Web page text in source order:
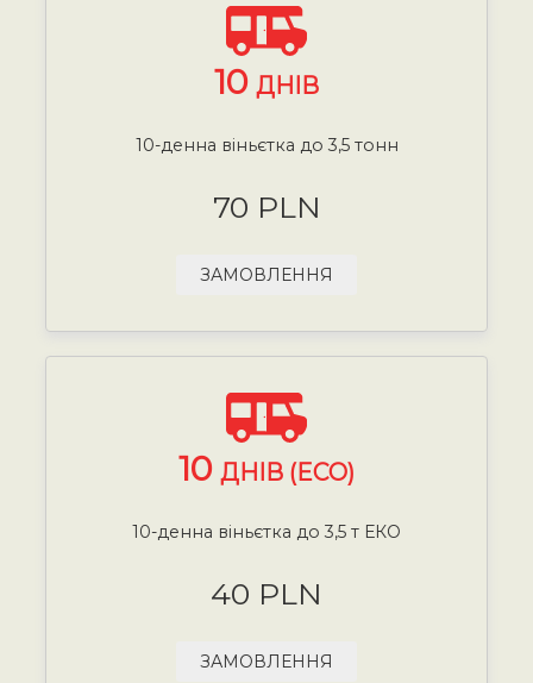
10 ДНІВ
10-денна віньєтка до 3,5 тонн
70 PLN
ЗАМОВЛЕННЯ
10 ДНІВ (ECO)
10-денна віньєтка до 3,5 т ЕКО
40 PLN
ЗАМОВЛЕННЯ